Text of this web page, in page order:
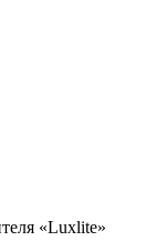
«Luxlite»